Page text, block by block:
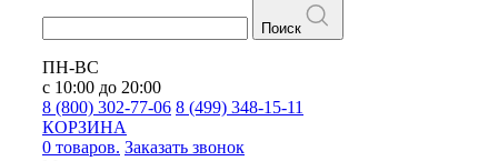
Поиск
ПН-ВС
с 10:00 до 20:00
8 (800) 302-77-06 8 (499) 348-15-11
КОРЗИНА
0 товаров. Заказать звонок